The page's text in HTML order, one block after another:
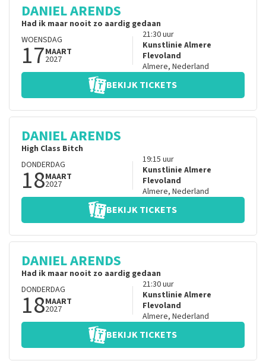
DANIEL ARENDS
Had ik maar nooit zo aardig gedaan
WOENSDAG
17MAART
2027
21:30uur
Kunstlinie Almere
Flevoland
Almere, Nederland
BEKIJK TICKETS
DANIEL ARENDS
High Class Bitch
DONDERDAG
18MAART
2027
19:15 uur
Kunstlinie Almere
Flevoland
Almere, Nederland
BEKIJK TICKETS
DANIEL ARENDS
Had ik maar nooit zo aardig gedaan
DONDERDAG
18MAART
2027
21:30uur
Kunstlinie Almere
Flevoland
Almere, Nederland
BEKIJK TICKETS